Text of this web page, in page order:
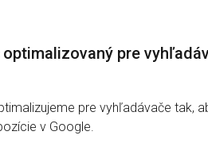
pre
pre vyhľadávače tak,
v Google.